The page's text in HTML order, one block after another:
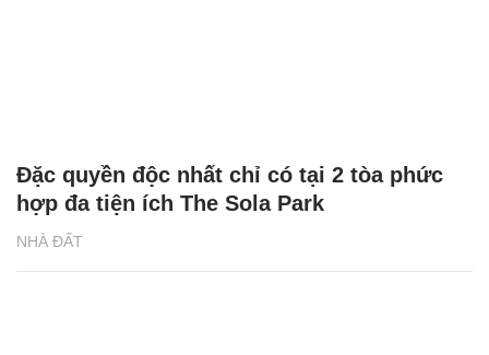
NHÀ ĐẤT
Đặc quyền độc nhất chỉ có tại 2 tòa phức
hợp đa tiện ích The Sola Park